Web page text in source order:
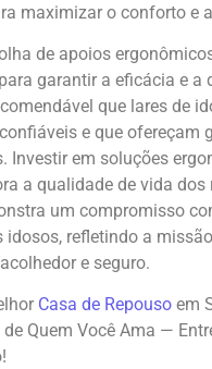
maximizar o conforto e
de apoios
garantir a eficácia e a
que lares de
e que ofereçam
Investir em soluções
a qualidade de vida dos
um compromisso
idosos, refletindo a
e seguro.
Casa de Repouso em
de Quem Você Ama —